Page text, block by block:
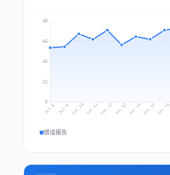
0
22
44
66
88
Jul 8 Jul 9 Jul 10 Jul 11Jul 12 Jul 13 Jul 14 Jul 15 Jul 16
错误报告